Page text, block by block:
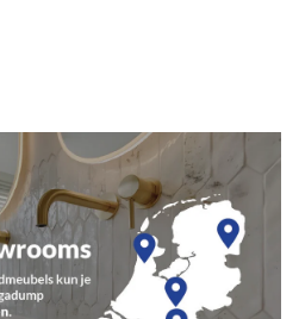
tegels
zoals: tegelstroken
. Ook voor vloerverwarming of
adres. Kom gerust eens langs
medewerkers.